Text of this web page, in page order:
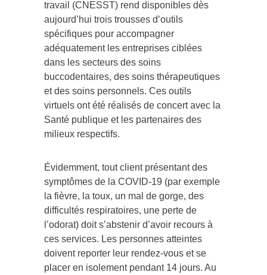
travail (CNESST) rend disponibles dès
aujourd’hui trois trousses d’outils
spécifiques pour accompagner
adéquatement les entreprises ciblées
dans les secteurs des soins
buccodentaires, des soins thérapeutiques
et des soins personnels. Ces outils
virtuels ont été réalisés de concert avec la
Santé publique et les partenaires des
milieux respectifs.
Évidemment, tout client présentant des
symptômes de la COVID-19 (par exemple
la fièvre, la toux, un mal de gorge, des
difficultés respiratoires, une perte de
l’odorat) doit s’abstenir d’avoir recours à
ces services. Les personnes atteintes
doivent reporter leur rendez-vous et se
placer en isolement pendant 14 jours. Au